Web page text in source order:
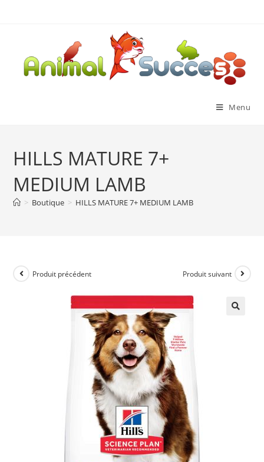
Menu
HILLS MATURE 7+
MEDIUM LAMB
> Boutique > HILLS MATURE 7+ MEDIUM LAMB
Produit précédent Produit suivant